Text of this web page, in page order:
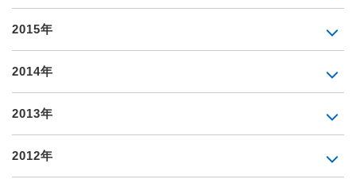
2015年
2014年
2013年
2012年